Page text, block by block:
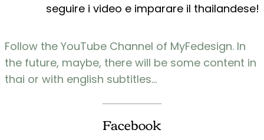
seguire i video e imparare il thailandese!
Follow the YouTube Channel of MyFedesign. In
the future, maybe, there will be some content in
thai or with english subtitles…
Facebook